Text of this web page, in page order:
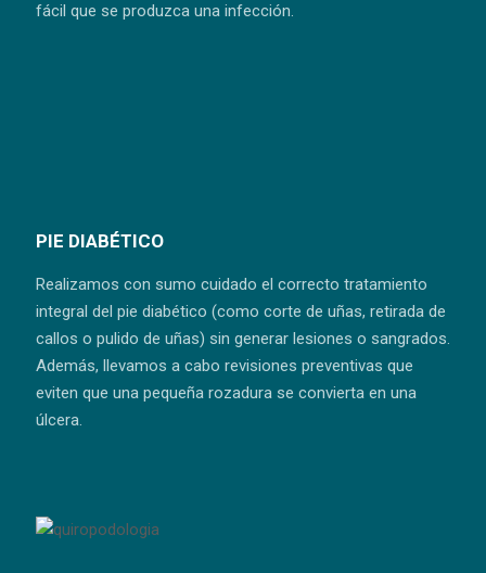
fácil que se produzca una infección.
PIE DIABÉTICO
Realizamos con sumo cuidado el correcto tratamiento
integral del pie diabético (como corte de uñas, retirada de
callos o pulido de uñas) sin generar lesiones o sangrados.
Además, llevamos a cabo revisiones preventivas que
eviten que una pequeña rozadura se convierta en una
úlcera.